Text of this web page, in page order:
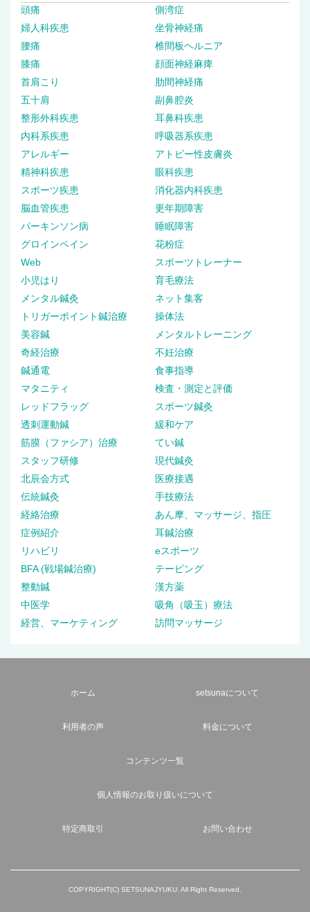
頭痛
側湾症
婦人科疾患
坐骨神経痛
腰痛
椎間板ヘルニア
膝痛
顔面神経麻痺
首肩こり
肋間神経痛
五十肩
副鼻腔炎
整形外科疾患
耳鼻科疾患
内科系疾患
呼吸器系疾患
アレルギー
アトピー性皮膚炎
精神科疾患
眼科疾患
スポーツ疾患
消化器内科疾患
脳血管疾患
更年期障害
パーキンソン病
睡眠障害
グロインペイン
花粉症
Web
スポーツトレーナー
小児はり
育毛療法
メンタル鍼灸
ネット集客
トリガーポイント鍼治療
操体法
美容鍼
メンタルトレーニング
奇経治療
不妊治療
鍼通電
食事指導
マタニティ
検査・測定と評価
レッドフラッグ
スポーツ鍼灸
透刺運動鍼
緩和ケア
筋膜（ファシア）治療
てい鍼
スタッフ研修
現代鍼灸
北辰会方式
医療接遇
伝統鍼灸
手技療法
経絡治療
あん摩、マッサージ、指圧
症例紹介
耳鍼治療
リハビリ
eスポーツ
BFA (戦場鍼治療)
テーピング
整動鍼
漢方薬
中医学
吸角（吸玉）療法
経営、マーケティング
訪問マッサージ
ホーム setsunaについて
利用者の声 料金について
コンテンツ一覧
個人情報のお取り扱いについて
特定商取引 お問い合わせ
COPYRIGHT(C) SETSUNAJYUKU. All Right Reserved.